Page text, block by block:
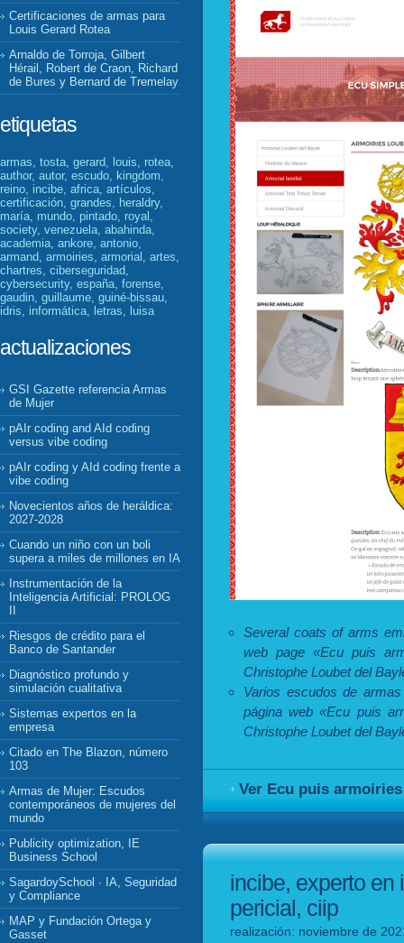
Certificaciones de armas para
Louis Gerard Rotea
Arnaldo de Torroja, Gilbert
Hérail, Robert de Craon, Richard
de Bures y Bernard de Tremelay
etiquetas
armas, tosta, gerard, louis, rotea,
author, autor, escudo, kingdom,
reino, incibe, africa, artículos,
certificación, grandes, heraldry,
maría, mundo, pintado, royal,
society, venezuela, abahinda,
academia, ankore, antonio,
armand, armoiries, armorial, artes,
chartres, ciberseguridad,
cybersecurity, españa, forense,
gaudin, guillaume, guiné-bissau,
idris, informática, letras, luisa
actualizaciones
GSI Gazette referencia Armas
de Mujer
pAIr coding and AId coding
versus vibe coding
pAIr coding y AId coding frente a
vibe coding
Novecientos años de heráldica:
2027-2028
Cuando un niño con un boli
supera a miles de millones en IA
Instrumentación de la
Inteligencia Artificial: PROLOG
Riesgos de crédito para el
Banco de Santander
Diagnóstico profundo y
simulación cualitativa
Sistemas expertos en la
empresa
Citado en The Blazon, número
103
Armas de Mujer: Escudos
contemporáneos de mujeres del
mundo
Publicity optimization, IE
Business School
SagardoySchool · IA, Seguridad
y Compliance
MAP y Fundación Ortega y
Gasset
Several coats of arms
web page «Ecu puis
Christophe Loubet del
Varios escudos de
página web «Ecu puis
Christophe Loubet del
Ver Ecu puis
incibe, experto en
pericial, ciip
realización: noviembre de